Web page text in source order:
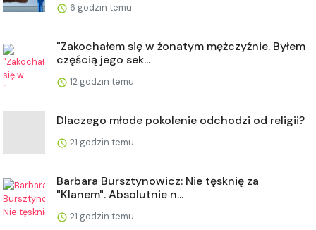
6 godzin temu
"Zakochałem się w żonatym mężczyźnie. Byłem
częścią jego sek...
12 godzin temu
Dlaczego młode pokolenie odchodzi od religii?
21 godzin temu
Barbara Bursztynowicz: Nie tęsknię za
"Klanem". Absolutnie n...
21 godzin temu